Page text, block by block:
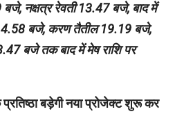
बजे, नक्षत्र रेवती 13.47 बजे, बाद में
बजे, करण तैतील 19.19 बजे,
बजे तक बाद में मेष राशि पर
बड़ेगी नया प्रोजेक्ट शुरू कर